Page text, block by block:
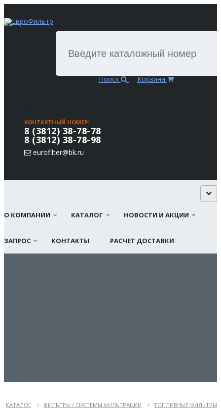
Поиск Корзина
КОНТАКТНЫЙ НОМЕР:
8 (3812) 38-78-78
8 (3812) 38-78-98
eurofilter@bk.ru
О КОМПАНИИ КАТАЛОГ НОВОСТИ И АКЦИИ
ЗАПРОС КОНТАКТЫ РАСЧЕТ ДОСТАВКИ
КАТАЛОГ / ФИЛЬТРЫ / СИСТЕМЫ ФИЛЬТРАЦИИ / ТОПЛИВНЫЕ ФИЛЬТРЫ